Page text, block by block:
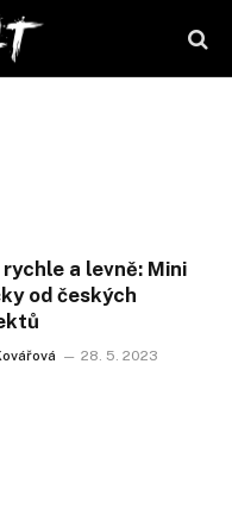
a levně: Mini
od českých
28. 5. 2023